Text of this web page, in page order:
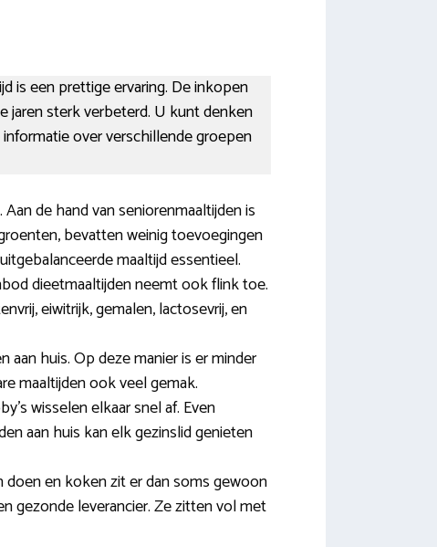
is een prettige ervaring. De inkopen
jaren sterk verbeterd. U kunt denken
over verschillende groepen
de hand van seniorenmaaltijden is
bevatten weinig toevoegingen
maaltijd essentieel.
dieetmaaltijden neemt ook flink toe.
eiwitrijk, gemalen, lactosevrij, en
huis. Op deze manier is er minder
maaltijden ook veel gemak.
wisselen elkaar snel af. Even
aan huis kan elk gezinslid genieten
doen en koken zit er dan soms gewoon
gezonde leverancier. Ze zitten vol met